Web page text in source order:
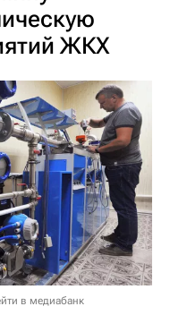
ЖКХ
в медиабанк